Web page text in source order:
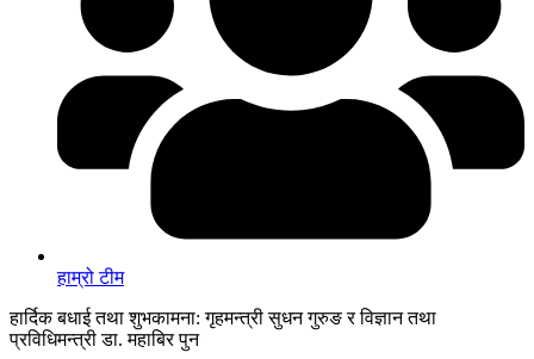
हाम्रो टीम
हार्दिक बधाई तथा शुभकामना: गृहमन्त्री सुधन गुरुङ र विज्ञान तथा
प्रविधिमन्त्री डा. महाबिर पुन